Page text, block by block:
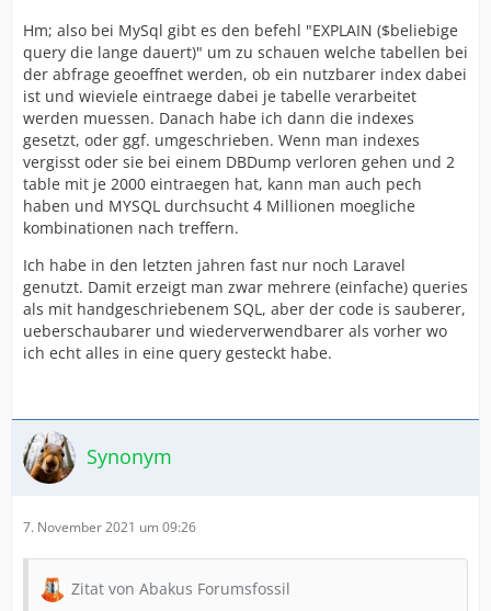
Hm; also bei MySql gibt es den befehl "EXPLAIN ($beliebige
query die lange dauert)" um zu schauen welche tabellen bei
der abfrage geoeffnet werden, ob ein nutzbarer index dabei
ist und wieviele eintraege dabei je tabelle verarbeitet
werden muessen. Danach habe ich dann die indexes
gesetzt, oder ggf. umgeschrieben. Wenn man indexes
vergisst oder sie bei einem DBDump verloren gehen und 2
table mit je 2000 eintraegen hat, kann man auch pech
haben und MYSQL durchsucht 4 Millionen moegliche
kombinationen nach treffern.
Ich habe in den letzten jahren fast nur noch Laravel
genutzt. Damit erzeigt man zwar mehrere (einfache) queries
als mit handgeschriebenem SQL, aber der code is sauberer,
ueberschaubarer und wiederverwendbarer als vorher wo
ich echt alles in eine query gesteckt habe.
Synonym
7. November 2021 um 09:26
Zitat von Abakus Forumsfossil